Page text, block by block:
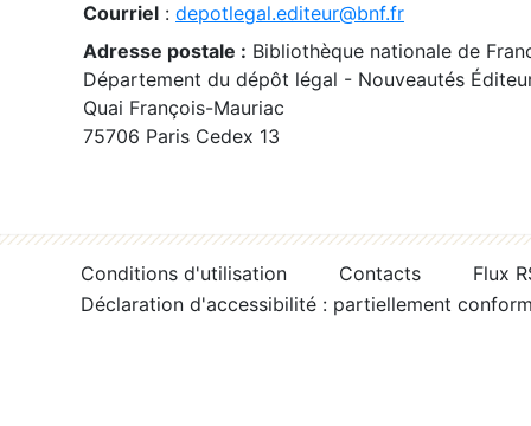
Courriel : depotlegal.editeur@bnf.fr
Adresse postale : Bibliothèque nationale de
Département du dépôt légal - Nouveautés
Quai François-Mauriac
75706 Paris Cedex 13
Conditions d'utilisation Contacts
Flux
Déclaration d'accessibilité : partiellement